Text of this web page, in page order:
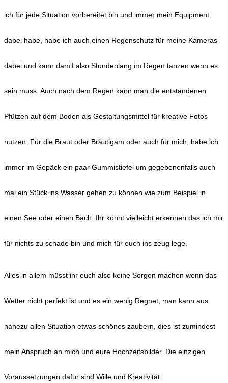
ich für jede Situation vorbereitet bin und immer mein Equipment
dabei habe, habe ich auch einen Regenschutz für meine Kameras
dabei und kann damit also Stundenlang im Regen tanzen wenn es
sein muss. Auch nach dem Regen kann man die entstandenen
Pfützen auf dem Boden als Gestaltungsmittel für kreative Fotos
nutzen. Für die Braut oder Bräutigam oder auch für mich, habe ich
immer im Gepäck ein paar Gummistiefel um gegebenenfalls auch
mal ein Stück ins Wasser gehen zu können wie zum Beispiel in
einen See oder einen Bach. Ihr könnt vielleicht erkennen das ich mir
für nichts zu schade bin und mich für euch ins zeug lege.
Alles in allem müsst ihr euch also keine Sorgen machen wenn das
Wetter nicht perfekt ist und es ein wenig Regnet, man kann aus
nahezu allen Situation etwas schönes zaubern, dies ist zumindest
mein Anspruch an mich und eure Hochzeitsbilder. Die einzigen
Voraussetzungen dafür sind Wille und Kreativität.